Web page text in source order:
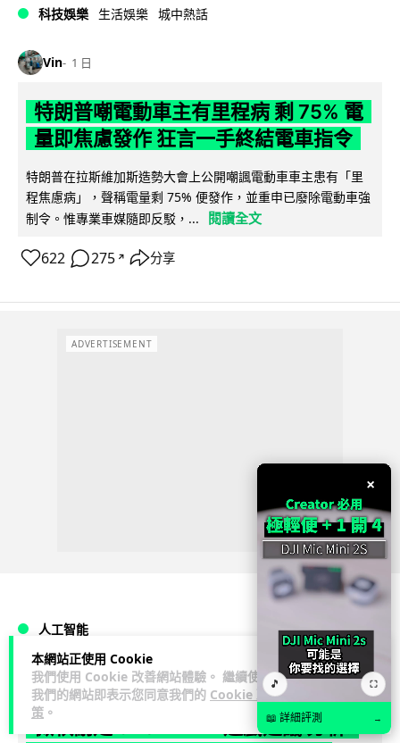
本網站正使用 Cookie
我們使用 Cookie 改善網站體驗。 繼續使用
我們的網站即表示您同意我們的 Cookie 政
策 。
科技娛樂 生活娛樂 城中熱話
Vin 1 日
特朗普嘲電動車主有里程病 剩 75% 電
量即焦慮發作 狂言一手終結電車指令
特朗普在拉斯維加斯造勢大會上公開嘲諷電動車車主患有「里
程焦慮病」，聲稱電量剩 75% 便發作，並重申已廢除電動車強
制令。惟專業車媒隨即反駁，...
閱讀全文
622 275 ↗ 分享
ADVERTISEMENT
人工智能
Lawton 1 日
微軟刪走 32GB RAM 遊戲建議 分析:
×
🎵 ⛶
📖 詳細評測 →